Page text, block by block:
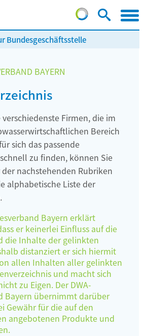
Bundesgeschäftsstelle
BAYERN
Firmen, die im
Bereich
sich das passende
zu finden, können Sie
nachstehenden Rubriken
alphabetische Liste der
Bayern erklärt
er keinerlei Einfluss auf die
die Inhalte der gelinkten
distanziert er sich hiermit
allen Inhalten aller gelinkten
und macht sich
zu Eigen. Der DWA-
Bayern übernimmt darüber
Gewähr für die auf den
angebotenen Produkte und